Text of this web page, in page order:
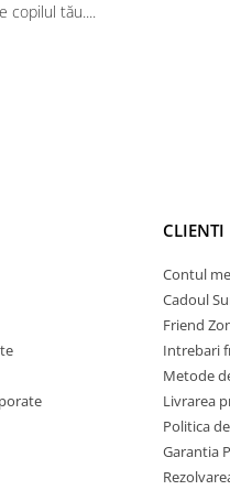
copilul tău....
CLIENTI
Contul
Cadoul
Friend
Intrebari
Metode
Livrarea
Politica
Garantia